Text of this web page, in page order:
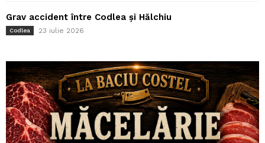
Grav accident între Codlea și Hălchiu
Codlea 23 iulie 2026